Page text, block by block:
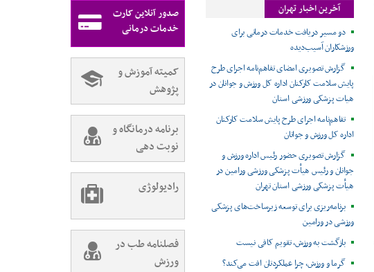
آخرین اخبار تهران
دو مسیر دریافت خدمات درمانی برای
ورزشکاران آسیب‌دیده
گزارش تصویری امضای تفاهم‌نامه اجرای طرح
پایش سلامت کارکنان اداره کل ورزش و جوانان در
هیات پزشکی ورزشی استان
تفاهم‌نامه اجرای طرح پایش سلامت کارکنان
اداره کل ورزش و جوانان
گزارش تصویری حضور رئیس اداره ورزش و
جوانان و رئیس هیأت پزشکی ورزشی ورامین در
هیأت پزشکی ورزشی استان تهران
برنامه‌ریزی برای توسعه زیرساخت‌های پزشکی
ورزشی در ورامین
بازگشت به ورزش، تقویم کافی نیست
گرما و ورزش، چرا عملکردتان افت می‌کند؟
صدور آنلاین کارت
خدمات درمانی
کمیته آموزش و
پژوهش
برنامه درمانگاه و
نوبت دهی
رادیولوژی
فصلنامه طب در
ورزش